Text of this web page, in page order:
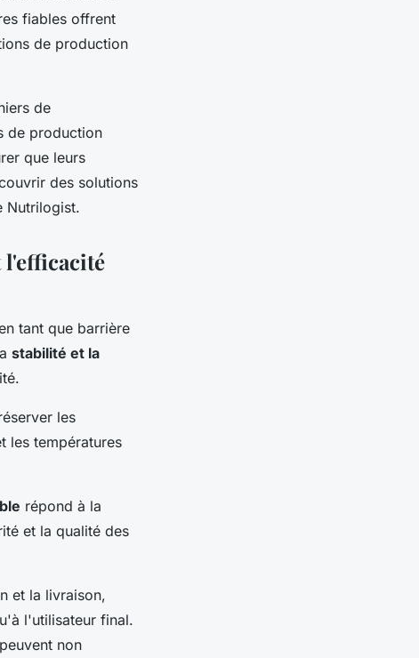
fiables offrent
de production
de
de production
que leurs
des solutions
Nutrilogist.
l'efficacité
tant que barrière
stabilité et la
les
les températures
répond à la
et la qualité des
et la livraison,
l'utilisateur final.
non